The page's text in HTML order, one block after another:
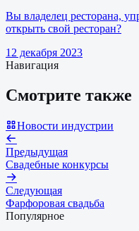
Вы владелец ресторана,
открыть свой ресторан?
12 декабря 2023
Навигация
Смотрите также
Новости индустрии
Предыдущая
Свадебные конкурсы
Следующая
Фарфоровая свадьба
Популярное